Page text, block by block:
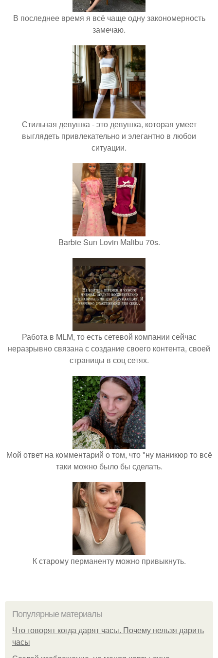
В последнее время я всё чаще одну закономерность
замечаю.
Стильная девушка - это девушка, которая умеет
выглядеть привлекательно и элегантно в любои
ситуации.
Barbie Sun Lovin Malibu 70s.
Работа в MLM, то есть сетевой компании сейчас
неразрывно связана с создание своего контента, своей
страницы в соц сетях.
Мой ответ на комментарий о том, что "ну маникюр то всё
таки можно было бы сделать.
К старому перманенту можно привыкнуть.
Популярные материалы
Что говорят когда дарят часы. Почему нельзя дарить
часы